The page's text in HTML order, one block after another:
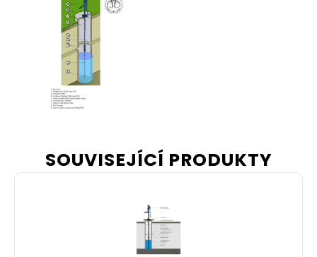
SOUVISEJÍCÍ PRODUKTY